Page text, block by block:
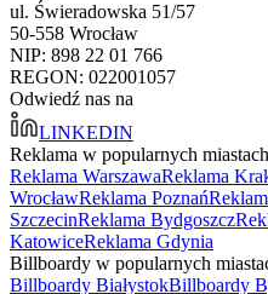
ul. Świeradowska 51/57
50-558 Wrocław
NIP: 898 22 01 766
REGON: 022001057
Odwiedź nas na
LINKEDIN
Reklama w popularnych miastach
Reklama WarszawaReklama
WrocławReklama Poznań
SzczecinReklama Bydgoszcz
KatowiceReklama Gdynia
Billboardy w popularnych
Billboardy BiałystokBillboardy